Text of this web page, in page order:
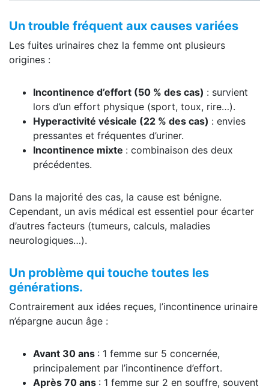
Un trouble fréquent aux causes variées
Les fuites urinaires chez la femme ont plusieurs
origines :
Incontinence d’effort (50 % des cas) : survient
lors d’un effort physique (sport, toux, rire…).
Hyperactivité vésicale (22 % des cas) : envies
pressantes et fréquentes d’uriner.
Incontinence mixte : combinaison des deux
précédentes.
Dans la majorité des cas, la cause est bénigne.
Cependant, un avis médical est essentiel pour écarter
d’autres facteurs (tumeurs, calculs, maladies
neurologiques…).
Un problème qui touche toutes les
générations.
Contrairement aux idées reçues, l’incontinence urinaire
n’épargne aucun âge :
Avant 30 ans : 1 femme sur 5 concernée,
principalement par l’incontinence d’effort.
Après 70 ans : 1 femme sur 2 en souffre, souvent